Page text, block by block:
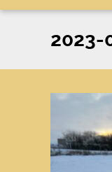
2023-